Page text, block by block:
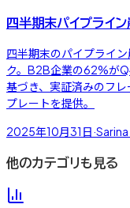
四半期末パイプライ
四半期末のパイプライ
ク。B2B企業の62%が
基づき、実証済みのフ
プレートを提供。
2025年10月31日·
他のカテゴリも見る